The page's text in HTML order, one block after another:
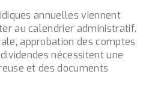
annuelles viennent
au calendrier administratif.
approbation des comptes
nécessitent une
et des documents